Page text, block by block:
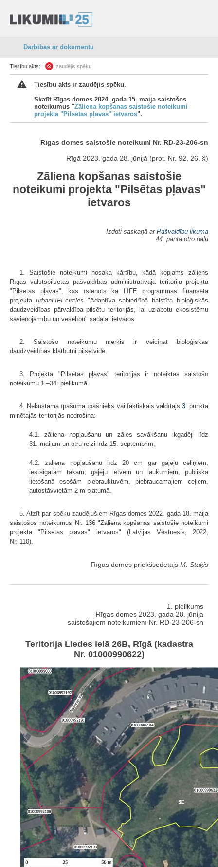
Darbības ar dokumentu
Tiesību akts: zaudējis spēku
Tiesību akts ir zaudējis spēku.
Skatīt Rīgas domes 2024. gada 15. maija saistošos
noteikumus "Zāliena kopšanas saistošie noteikumi
projekta "Pilsētas pļavas" ietvaros".
Rīgas domes saistošie noteikumi Nr. RD-23-206-sn
Rīgā 2023. gada 28. jūnijā (prot. Nr. 92, 26. §)
Zāliena kopšanas saistošie
noteikumi projekta "Pilsētas pļavas"
ietvaros
Izdoti saskaņā ar Pašvaldību likuma
44. panta otro daļu
1. Saistošie noteikumi nosaka kārtību, kādā kopjams zāliens
Rīgas valstspilsētas pašvaldības administratīvajā teritorijā projekta
"Pilsētas pļavas", kas īstenots kā LIFE programmas finansēta
projekta urbanLIFEcircles "Adaptīva sabiedrībā balstīta bioloģiskās
daudzveidības pārvaldība pilsētu teritorijās, lai uzlabotu ekosistēmu
savienojamību un veselību" sadaļa, ietvaros.
2. Saistošo noteikumu mērķis ir veicināt bioloģiskās
daudzveidības klātbūtni pilsētvidē.
3. Projekta "Pilsētas pļavas" teritorijas ir noteiktas saistošo
noteikumu 1.–34. pielikumā.
4. Nekustamā īpašuma īpašnieks vai faktiskais valdītājs 3. punktā
minētajās teritorijās nodrošina:
4.1. zāliena nopļaušanu un zāles savākšanu ikgadēji līdz
31. maijam un otru reizi līdz 15. septembrim;
4.2. zāliena nopļaušanu līdz 20 cm gar gājēju celiņiem,
iestaigātām takām, gājēju ietvēm un laukumiem, publiskā
lietošanā esošām piebrauktuvēm, piebraucamajiem ceļiem,
autostāvvietām 2 m platumā.
5. Atzīt par spēku zaudējušiem Rīgas domes 2022. gada 18. maija
saistošos noteikumus Nr. 136 "Zāliena kopšanas saistošie noteikumi
projekta "Pilsētas pļavas" ietvaros" (Latvijas Vēstnesis, 2022,
Nr. 110).
Rīgas domes priekšsēdētājs M. Staķis
1. pielikums
Rīgas domes 2023. gada 28. jūnija
saistošajiem noteikumiem Nr. RD-23-206-sn
Teritorija Liedes ielā 26B, Rīgā (kadastra
Nr. 01000990622)